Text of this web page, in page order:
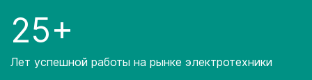
25+
Лет успешной работы на рынке электротехники